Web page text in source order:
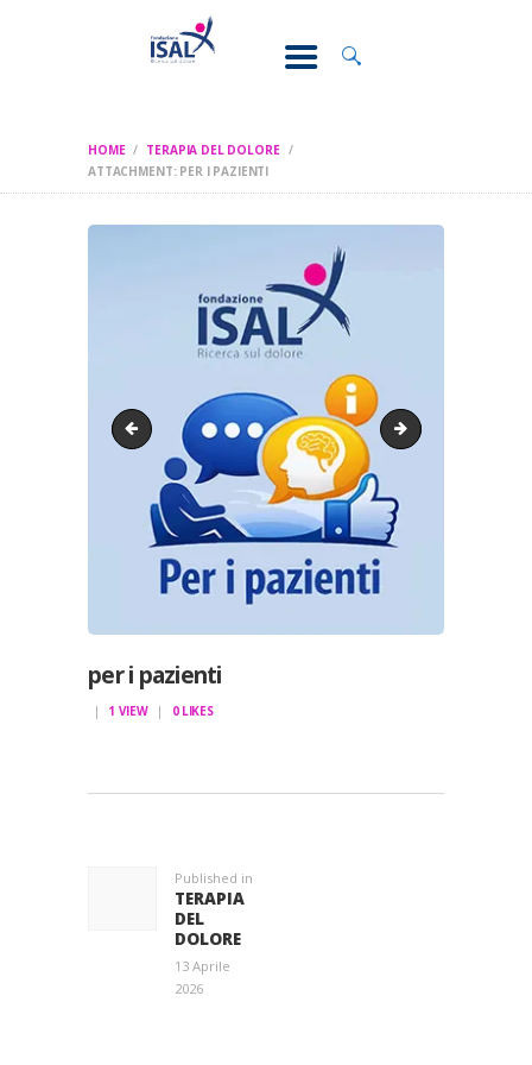
HOME
TERAPIA DEL DOLORE
ATTACHMENT: PER I PAZIENTI
CONOSCI IL
DOLORE
RICERCA
FORMAZIONE
ricerca parco majella
per i pazienti
1 VIEW 0 LIKES
Published in
TERAPIA
DEL
DOLORE
13 Aprile
2026